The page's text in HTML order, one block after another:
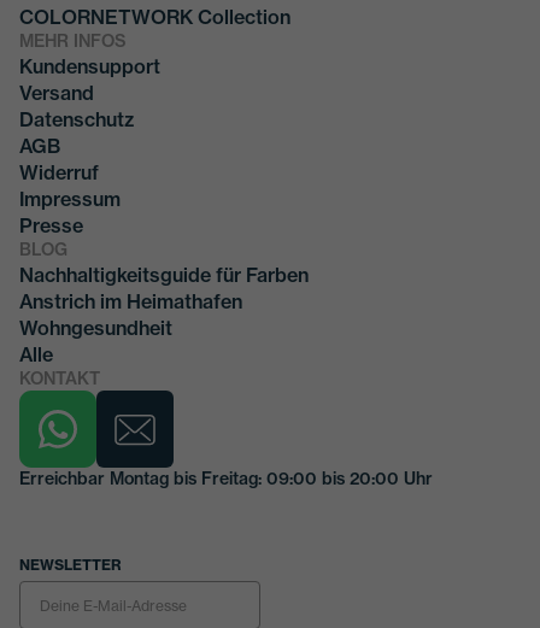
COLORNETWORK Collection
MEHR INFOS
Kundensupport
Versand
Datenschutz
AGB
Widerruf
Impressum
Presse
BLOG
Nachhaltigkeitsguide für Farben
Anstrich im Heimathafen
Wohngesundheit
Alle
KONTAKT
Erreichbar Montag bis Freitag: 09:00 bis 20:00 Uhr
NEWSLETTER